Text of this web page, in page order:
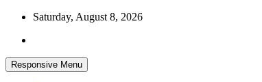
Skip
content
Saturday, August 8, 2026
Responsive Menu